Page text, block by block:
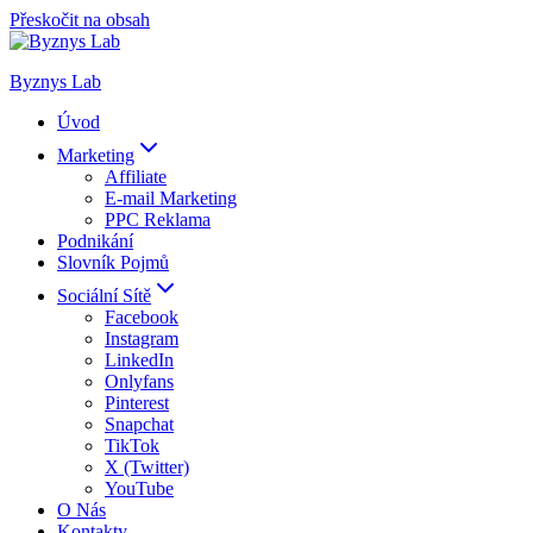
Přeskočit na obsah
Byznys Lab
Úvod
Marketing
Affiliate
E-mail Marketing
PPC Reklama
Podnikání
Slovník Pojmů
Sociální Sítě
Facebook
Instagram
LinkedIn
Onlyfans
Pinterest
Snapchat
TikTok
X (Twitter)
YouTube
O Nás